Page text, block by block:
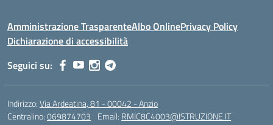
Amministrazione TrasparenteAlbo OnlinePrivacy Policy
Dichiarazione di accessibilità
Seguici su:
Indirizzo:Via Ardeatina, 81 - 00042 - Anzio
Centralino:069874703 Email: RMIC8C4003@ISTRUZIONE.IT